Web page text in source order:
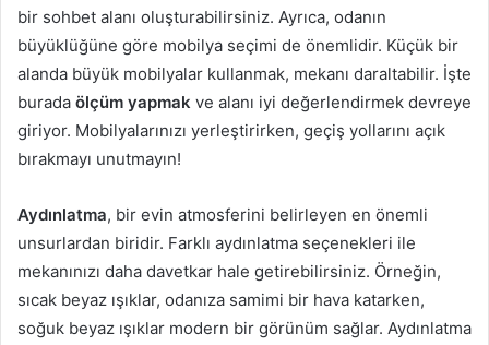
bir sohbet alanı oluşturabilirsiniz. Ayrıca, odanın
büyüklüğüne göre mobilya seçimi de önemlidir. Küçük bir
alanda büyük mobilyalar kullanmak, mekanı daraltabilir. İşte
burada ölçüm yapmak ve alanı iyi değerlendirmek devreye
giriyor. Mobilyalarınızı yerleştirirken, geçiş yollarını açık
bırakmayı unutmayın!
Aydınlatma, bir evin atmosferini belirleyen en önemli
unsurlardan biridir. Farklı aydınlatma seçenekleri ile
mekanınızı daha davetkar hale getirebilirsiniz. Örneğin,
sıcak beyaz ışıklar, odanıza samimi bir hava katarken,
soğuk beyaz ışıklar modern bir görünüm sağlar. Aydınlatma